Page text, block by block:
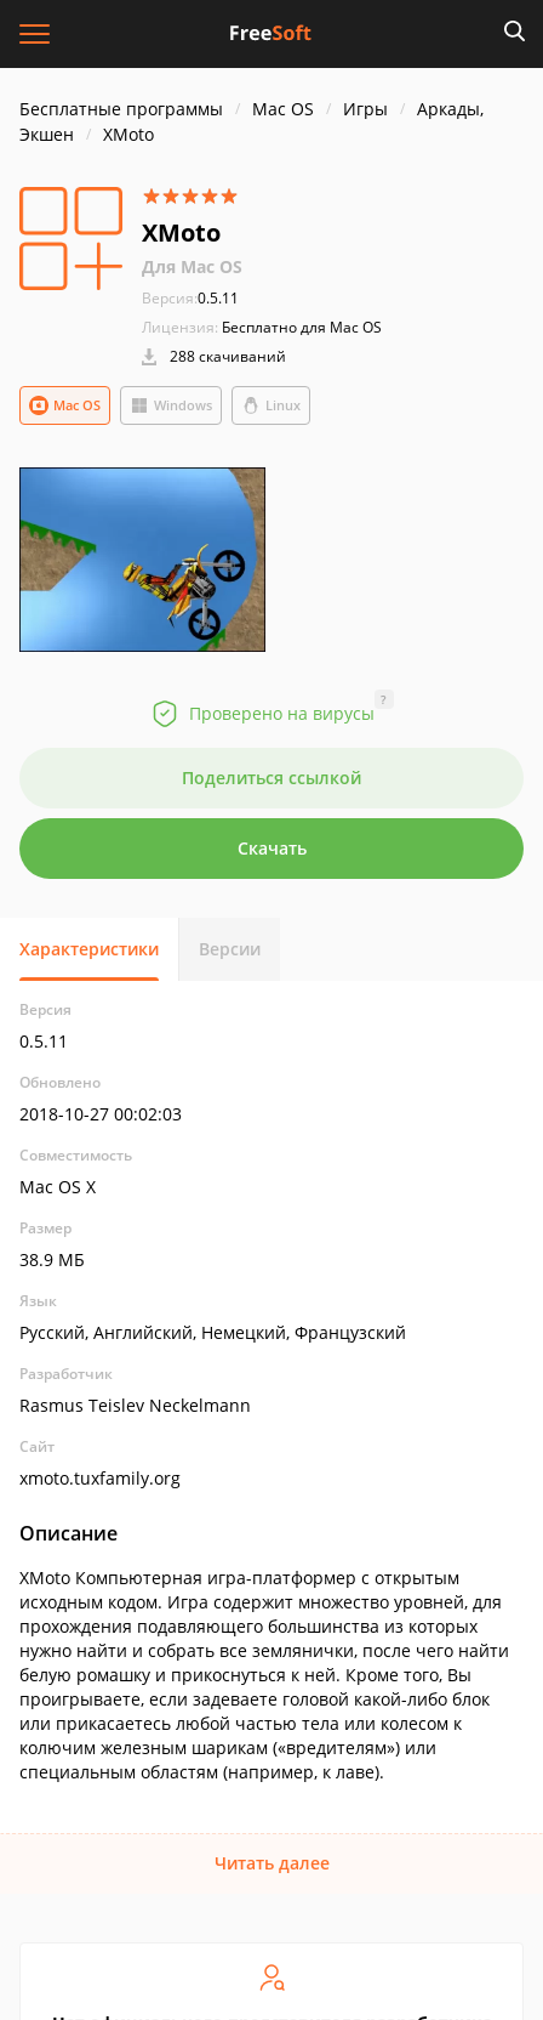
Бесплатные программы Mac OS Игры
Аркады,
Экшен
XMoto
XMoto
Для Mac OS
Версия:0.5.11
Лицензия: Бесплатно для Mac OS
288 скачиваний
Windows Linux
Mac OS
Проверено на вирусы
?
Поделиться ссылкой
Скачать
Характеристики Версии
Версия
0.5.11
Обновлено
2018-10-27 00:02:03
Совместимость
Mac OS X
Размер
38.9 МБ
Язык
Русский, Английский, Немецкий, Французский
Разработчик
Rasmus Teislev Neckelmann
Сайт
xmoto.tuxfamily.org
Описание
XMoto Компьютерная игра-платформер с открытым
исходным кодом. Игра содержит множество уровней, для
прохождения подавляющего большинства из которых
нужно найти и собрать все землянички, после чего найти
белую ромашку и прикоснуться к ней. Кроме того, Вы
проигрываете, если задеваете головой какой-либо блок
или прикасаетесь любой частью тела или колесом к
колючим железным шарикам («вредителям») или
специальным областям (например, к лаве).
Читать далее